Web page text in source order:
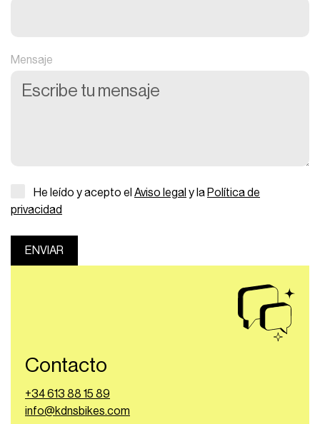
Mensaje
He leído y acepto el Aviso legal y la Política de
privacidad
ENVIAR
Contacto
+34 613 88 15 89
info@kdnsbikes.com